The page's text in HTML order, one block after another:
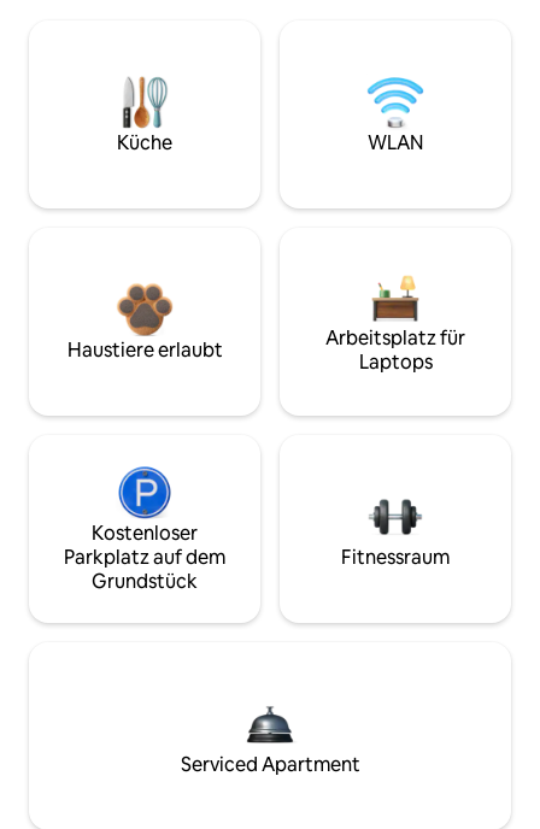
Küche WLAN
Haustiere erlaubt
Arbeitsplatz für
Laptops
Kostenloser
Parkplatz auf dem
Grundstück
Fitnessraum
Serviced Apartment